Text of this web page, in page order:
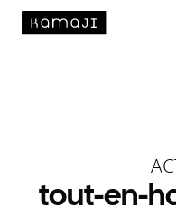
tout-en-